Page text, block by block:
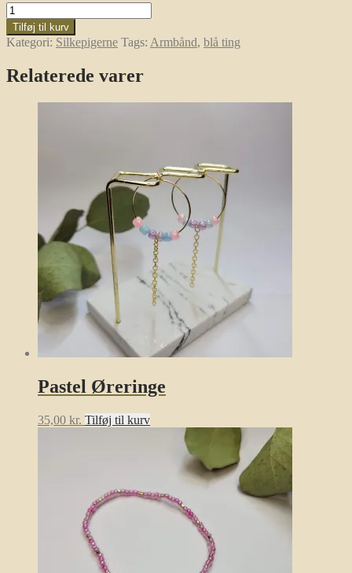
Lyseblå
Armbånd
antal
Tilføj til kurv
Kategori: Silkepigerne Tags: Armbånd, blå ting
Relaterede varer
Pastel Øreringe
35,00 kr. Tilføj til kurv